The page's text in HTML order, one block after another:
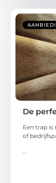
De
Een trap is
of
...